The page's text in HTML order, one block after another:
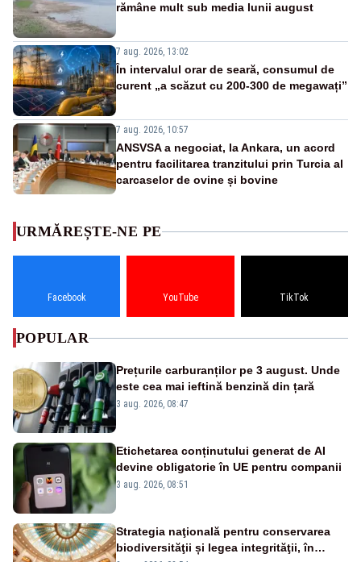
rămâne mult sub media lunii august
7 aug. 2026, 13:02
În intervalul orar de seară, consumul de
curent „a scăzut cu 200-300 de megawați”
7 aug. 2026, 10:57
ANSVSA a negociat, la Ankara, un acord
pentru facilitarea tranzitului prin Turcia al
carcaselor de ovine și bovine
URMĂREȘTE-NE PE
Facebook YouTube TikTok
POPULAR
Prețurile carburanților pe 3 august. Unde
este cea mai ieftină benzină din țară
3 aug. 2026, 08:47
Etichetarea conținutului generat de AI
devine obligatorie în UE pentru companii
3 aug. 2026, 08:51
Strategia naţională pentru conservarea
biodiversităţii și legea integrităţii, în